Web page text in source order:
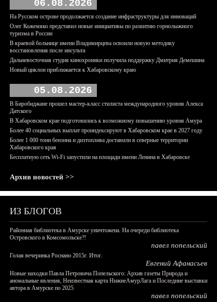
06.08.2026
На Русском острове продолжается создание инфраструктуры для инноваций
Олег Кожемяко представил новые инициативы по развитию горнолыжного
туризма в России
В краевой больнице имени Владимирцева освоили новую методику
восстановления после инсульта
Дальневосточная студия кинохроники получила поддержку Дмитрия Демешина
Новый циклон приближается к Хабаровскому краю
05.08.2026
В Биробиджане прошел мастер-класс стилиста международного уровня Алекса
Датского
В Хабаровском крае подготовились к возможному повышению уровня Амура
Более 40 социальных выплат проиндексируют в Хабаровском крае в 2027 году
Более 1 000 тонн бензина и дизтоплива доставили в северные территории
Хабаровского края
Бесплатную сеть Wi-Fi запустили на площади имени Ленина в Хабаровске
Архив новостей >>
ИЗ БЛОГОВ
Районная библиотека в Амурске уничтожена. На очереди библиотека
Островского в Комсомольске?!
павел попельский
Голая вечеринка Роснано 2015г. Итог.
Евгений Афанасьев
Новые находки Павла Петровича Попельского: Архив газеты Природа и
аномальные явления, Неизвестная карта НижнеАмурЛага и Последние выставки
автора в Амурске по 2025
павел попельский